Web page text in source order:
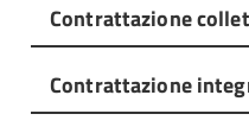
Contrattazione
Contrattazione